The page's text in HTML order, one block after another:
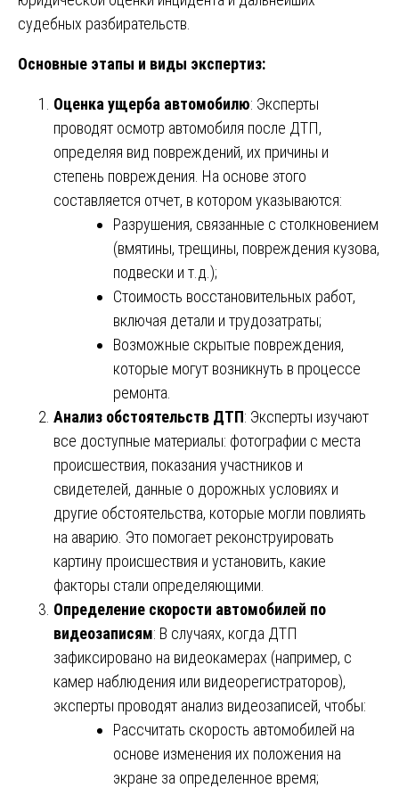
судебных разбирательств.
Основные этапы и виды экспертиз:
Оценка ущерба автомобилю: Эксперты
проводят осмотр автомобиля после ДТП,
определяя вид повреждений, их причины и
степень повреждения. На основе этого
составляется отчет, в котором указываются:
Разрушения, связанные с столкновением
(вмятины, трещины, повреждения кузова,
подвески и т.д.);
Стоимость восстановительных работ,
включая детали и трудозатраты;
Возможные скрытые повреждения,
которые могут возникнуть в процессе
ремонта.
Анализ обстоятельств ДТП: Эксперты изучают
все доступные материалы: фотографии с места
происшествия, показания участников и
свидетелей, данные о дорожных условиях и
другие обстоятельства, которые могли повлиять
на аварию. Это помогает реконструировать
картину происшествия и установить, какие
факторы стали определяющими.
Определение скорости автомобилей по
видеозаписям: В случаях, когда ДТП
зафиксировано на видеокамерах (например, с
камер наблюдения или видеорегистраторов),
эксперты проводят анализ видеозаписей, чтобы:
Рассчитать скорость автомобилей на
основе изменения их положения на
экране за определенное время;